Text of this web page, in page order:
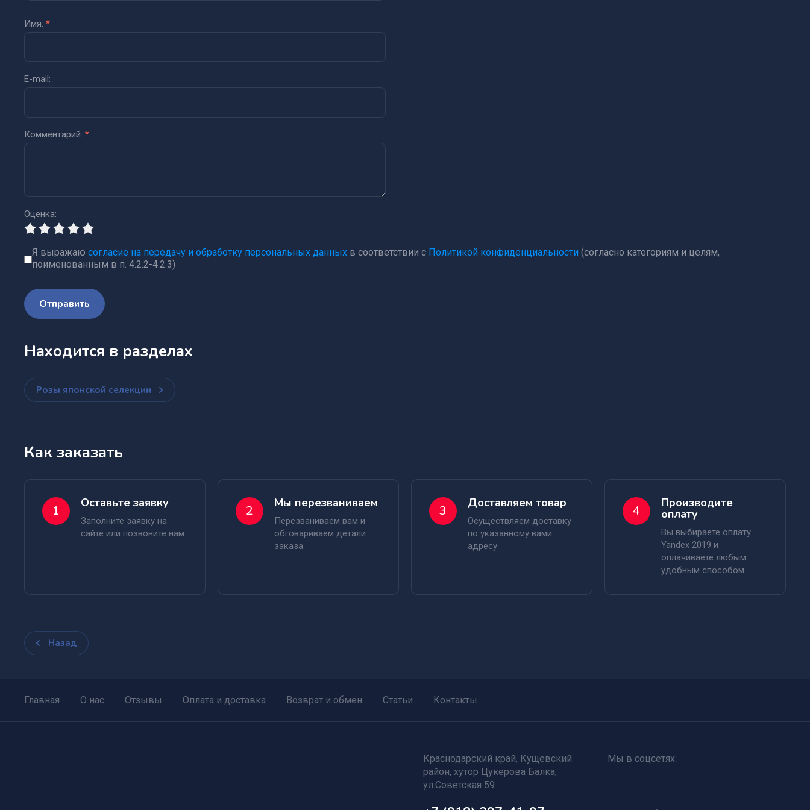
Имя: *
E-mail:
Комментарий: *
Оценка:
Я выражаю согласие на передачу и обработку персональных данных в соответствии с Политикой конфиденциальности (согласно категориям и целям,
поименованным в п. 4.2.2-4.2.3)
Отправить
Находится в разделах
Розы японской селекции
Как заказать
1 Оставьте заявку
Заполните заявку на
сайте или позвоните нам
2 Мы перезваниваем
Перезваниваем вам и
обговариваем детали
заказа
3 Доставляем товар
Осуществляем доставку
по указанному вами
адресу
4 Производите
оплату
Вы выбираете оплату
Yandex 2019 и
оплачиваете любым
удобным способом
Назад
Главная О нас Отзывы Оплата и доставка Возврат и обмен Статьи Контакты
Краснодарский край, Кущевский
район, хутор Цукерова Балка,
ул.Советская 59
Мы в соцсетях: